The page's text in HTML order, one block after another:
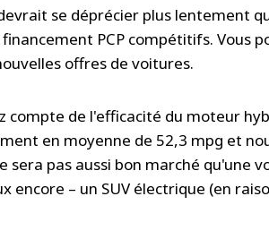
se déprécier plus lentement
PCP compétitifs. Vous
offres de voitures.
compte de l'efficacité du moteur
en moyenne de 52,3 mpg et
sera pas aussi bon marché qu'une
encore – un SUV électrique (en